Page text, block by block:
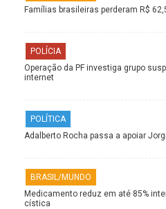
Famílias brasileiras perderam R$
POLÍCIA
Operação da PF investiga grupo
internet
POLÍTICA
Adalberto Rocha passa a apoiar
BRASIL/MUNDO
Medicamento reduz em até 85%
cística